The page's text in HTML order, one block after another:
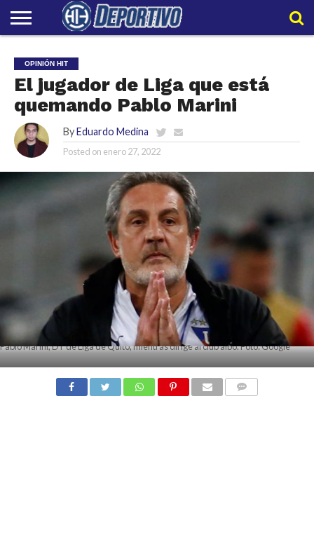
NACIONAL
INTERNACIONAL
EMBAJADORES
POLIDEPORTIVO
POLÍTICAS
DE
PRIVACIDAD
CONTACTO
HIT
EQUIPO
HIT
OPINIÓN HIT
El jugador de Liga que está
quemando Pablo Marini
By Eduardo Medina
Posted on enero 27, 2022
Pablo Marini, DT de Liga de Quito, mientras dirige al club albo. Foto: Google